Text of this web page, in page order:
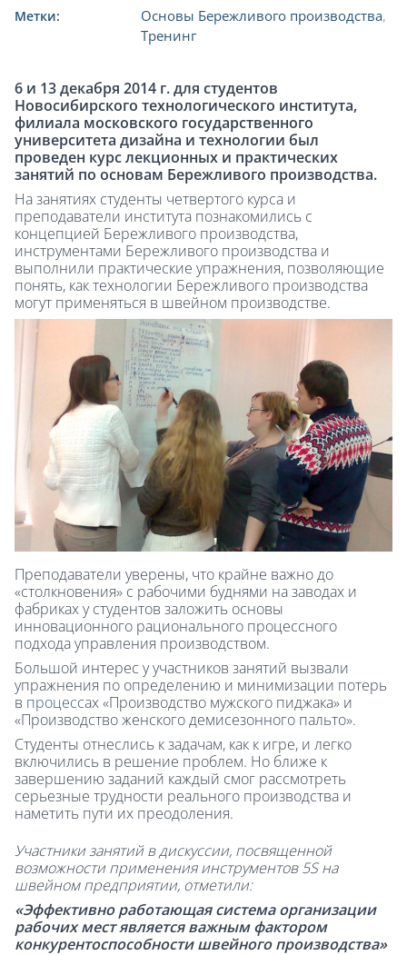
Метки: Основы Бережливого производства,
Тренинг
6 и 13 декабря 2014 г. для студентов
Новосибирского технологического института,
филиала московского государственного
университета дизайна и технологии был
проведен курс лекционных и практических
занятий по основам Бережливого производства.
На занятиях студенты четвертого курса и
преподаватели института познакомились с
концепцией Бережливого производства,
инструментами Бережливого производства и
выполнили практические упражнения, позволяющие
понять, как технологии Бережливого производства
могут применяться в швейном производстве.
Преподаватели уверены, что крайне важно до
«столкновения» с рабочими буднями на заводах и
фабриках у студентов заложить основы
инновационного рационального процессного
подхода управления производством.
Большой интерес у участников занятий вызвали
упражнения по определению и минимизации потерь
в процессах «Производство мужского пиджака» и
«Производство женского демисезонного пальто».
Студенты отнеслись к задачам, как к игре, и легко
включились в решение проблем. Но ближе к
завершению заданий каждый смог рассмотреть
серьезные трудности реального производства и
наметить пути их преодоления.
Участники занятий в дискуссии, посвященной
возможности применения инструментов 5Sна
швейном предприятии, отметили:
«Эффективно работающая система организации
рабочих мест является важным фактором
конкурентоспособности швейного производства»